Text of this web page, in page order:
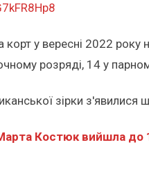
у вересні 2022
розряді, 14 у
зірки з'явилися
Костюк вийшла до